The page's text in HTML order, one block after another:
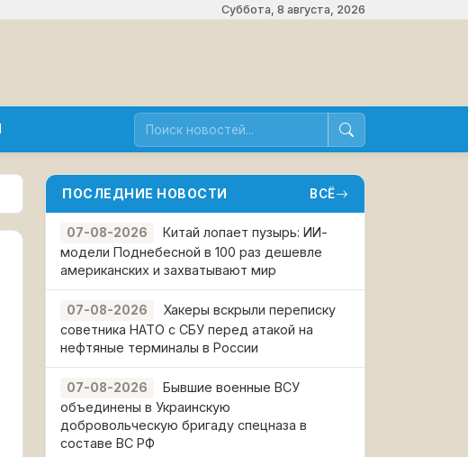
Суббота, 8 августа, 2026
ПОСЛЕДНИЕ НОВОСТИ ВСЁ
07-08-2026
Китай лопает пузырь: ИИ-
модели Поднебесной в 100 раз дешевле
американских и захватывают мир
07-08-2026
Хакеры вскрыли переписку
советника НАТО с СБУ перед атакой на
нефтяные терминалы в России
07-08-2026
Бывшие военные ВСУ
объединены в Украинскую
добровольческую бригаду спецназа в
составе ВС РФ